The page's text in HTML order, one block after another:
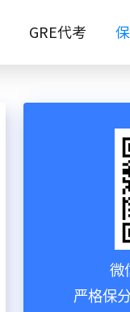
GRE代考
微
严格保